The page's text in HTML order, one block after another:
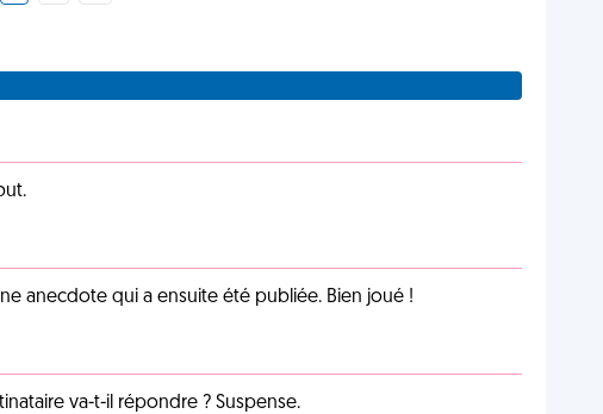
anecdote qui a ensuite été publiée. Bien joué !
va-t-il répondre ? Suspense.